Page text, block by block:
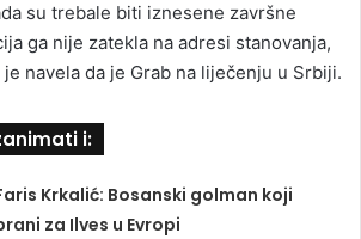
su trebale biti iznesene završne
ga nije zatekla na adresi stanovanja,
navela da je Grab na liječenju u Srbiji.
i:
Krkalić: Bosanski golman koji
za Ilves u Evropi